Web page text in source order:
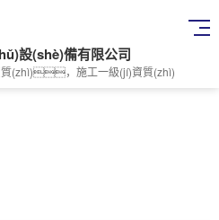
設(shè)備有限公司
質(zhì)，施工一級(jí)資質(zhì)